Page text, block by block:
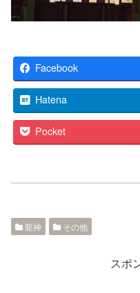
Facebook
Hatena
Pocket
龍神 その他
スポ